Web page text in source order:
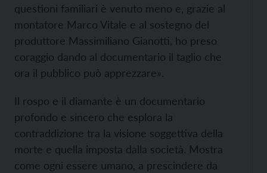
questioni familiari è venuto meno e, grazie al
montatore Marco Vitale e al sostegno del
produttore Massimiliano Gianotti, ho preso
coraggio dando al documentario il taglio che
ora il pubblico può apprezzare».
Il rospo e il diamante è un documentario
profondo e sincero che esplora la
contraddizione tra la visione soggettiva della
morte e quella imposta dalla società. Mostra
come ogni essere umano, a prescindere da